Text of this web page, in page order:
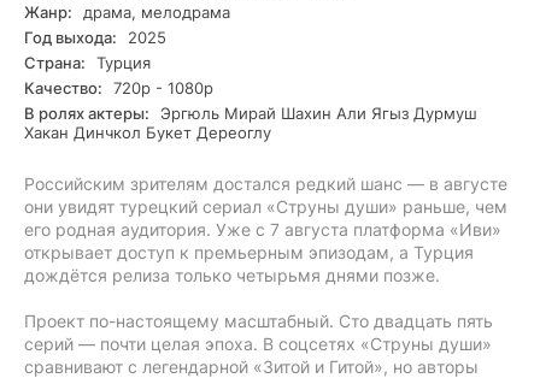
Жанр:
драма, мелодрама
Год выхода:
2025
Страна:
Турция
Качество:
720р - 1080р
В ролях актеры:
Эргюль Мирай Шахин Али Ягыз Дурмуш
Хакан Динчкол Букет Дереоглу
Российским зрителям достался редкий шанс — в августе
они увидят турецкий сериал «Струны души» раньше, чем
его родная аудитория. Уже с 7 августа платформа «Иви»
открывает доступ к премьерным эпизодам, а Турция
дождётся релиза только четырьмя днями позже.
Проект по-настоящему масштабный. Сто двадцать пять
серий — почти целая эпоха. В соцсетях «Струны души»
сравнивают с легендарной «Зитой и Гитой», но авторы